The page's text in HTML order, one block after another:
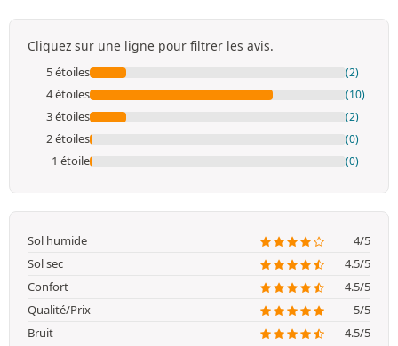
Cliquez sur une ligne pour filtrer les avis.
5 étoiles (2)
4 étoiles (10)
3 étoiles (2)
2 étoiles (0)
1 étoile (0)
Sol humide
4/5
Sol sec
4.5/5
Confort
4.5/5
Qualité/Prix
5/5
Bruit
4.5/5